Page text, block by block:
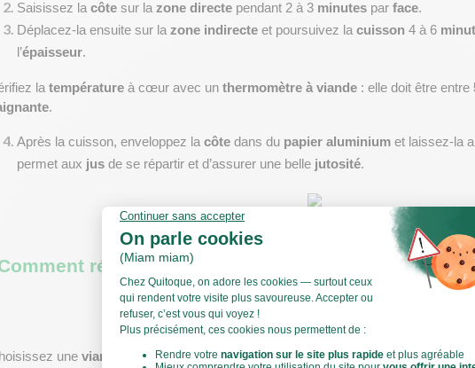
Saisissez la côte sur la zone directe pendant 2 à 3 minutes par face.
Déplacez-la ensuite sur la zone indirecte et poursuivez la cuisson 4 à 6
l’épaisseur.
la température à cœur avec un thermomètre à viande : elle doit être entre
.
Après la cuisson, enveloppez la côte dans du papier aluminium et laissez-la
permet aux jus de se répartir et d’assurer une belle jutosité.
réussir la cuisson à point d’une côte de
Sélection et préparation de la pièce de bœuf
une viande de qualité, bien persillée. Sortez-la du réfrigérateur au